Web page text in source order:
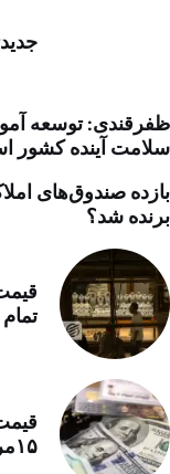
ظفرقندی: توسعه
سلامت آینده کشور
بازده صندوق‌های
برنده شد؟
۱۵مرداد/ افزایش قیمت ها + جدول